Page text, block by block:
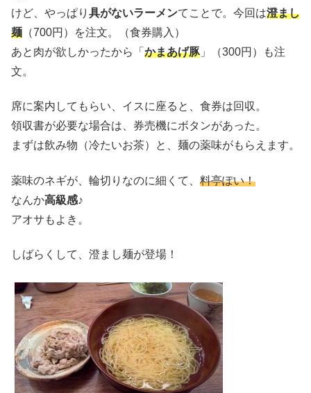
けど、やっぱり 具がないラーメンてことで。今回は澄まし
麺 （700円）を注文。（食券購入）
あと肉が欲しかったから「 かまあげ豚」（300円）も注
文。
席に案内してもらい、イスに座ると、食券は回収。
領収書が必要な場合は、券売機にボタンがあった。
まずは飲み物（冷たいお茶）と、麺の薬味がもらえます。
薬味のネギが、輪切りなのに細くて、 料亭ぽい！
なんか高級感♪
アオサもよき。
しばらくして、澄まし麺が登場！